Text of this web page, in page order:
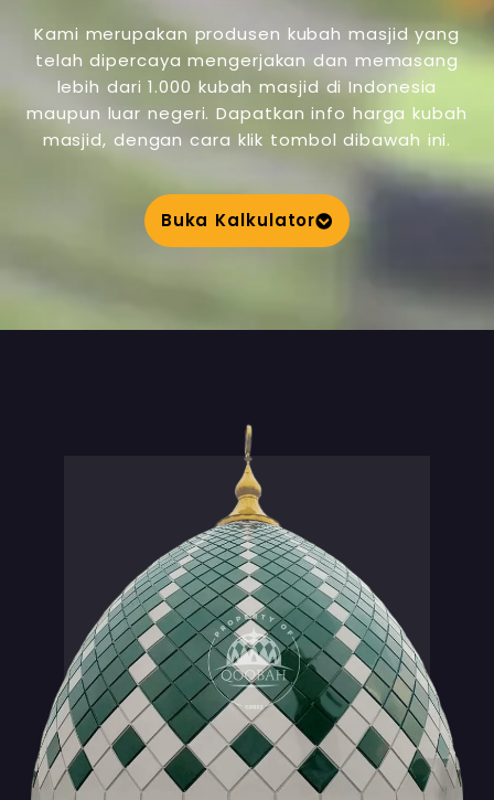
Kami merupakan produsen kubah masjid yang
telah dipercaya mengerjakan dan memasang
lebih dari 1.000 kubah masjid di Indonesia
maupun luar negeri. Dapatkan info harga kubah
masjid, dengan cara klik tombol dibawah ini.
Buka Kalkulator